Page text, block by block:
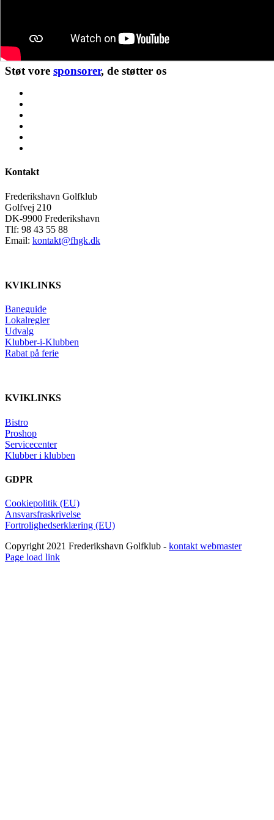
Støt vore sponsorer, de støtter os
Kontakt
Frederikshavn Golfklub
Golfvej 210
DK-9900 Frederikshavn
Tlf: 98 43 55 88
Email: kontakt@fhgk.dk
KVIKLINKS
Baneguide
Lokalregler
Udvalg
Klubber-i-Klubben
Rabat på ferie
KVIKLINKS
Bistro
Proshop
Servicecenter
Klubber i klubben
GDPR
Cookiepolitik (EU)
Ansvarsfraskrivelse
Fortrolighedserklæring (EU)
Copyright 2021 Frederikshavn Golfklub - kontakt webmaster
Page load link